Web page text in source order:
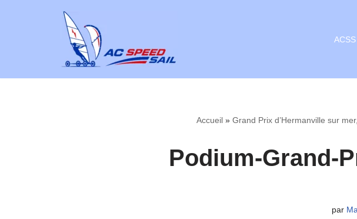
ACSS
Accueil » Grand Prix d’Hermanville sur
Podium-Grand-
par